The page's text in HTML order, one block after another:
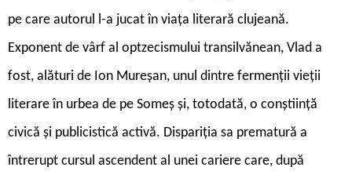
pe care autorul l-a jucat în viața literară clujeană.
Exponent de vârf al optzecismului transilvănean, Vlad a
fost, alături de Ion Mureșan, unul dintre fermenții vieții
literare în urbea de pe Someș și, totodată, o conștiință
civică și publicistică activă. Dispariția sa prematură a
întrerupt cursul ascendent al unei cariere care, după